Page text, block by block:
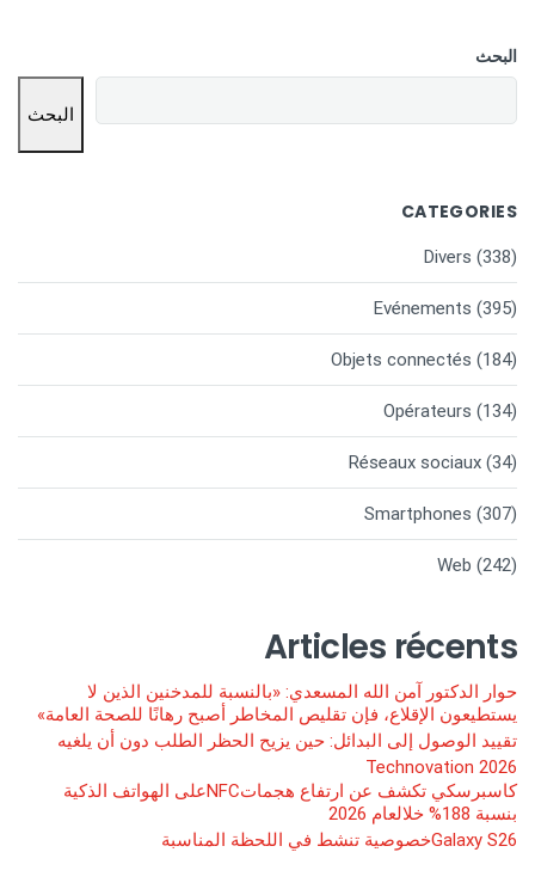
البحث
البحث
CATEGORIES
Divers (338)
Evénements (395)
Objets connectés (184)
Opérateurs (134)
Réseaux sociaux (34)
Smartphones (307)
Web (242)
Articles récents
حوار الدكتور آمن الله المسعدي: «بالنسبة للمدخنين الذين لا
يستطيعون الإقلاع، فإن تقليص المخاطر أصبح رهانًا للصحة العامة»
تقييد الوصول إلى البدائل: حين يزيح الحظر الطلب دون أن يلغيه
Technovation 2026
كاسبرسكي تكشف عن ارتفاع هجماتNFCعلى الهواتف الذكية
بنسبة 188% خلالعام 2026
Galaxy S26خصوصية تنشط في اللحظة المناسبة